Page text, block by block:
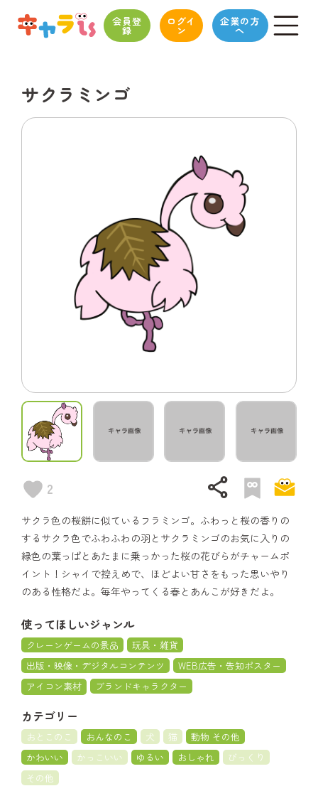
会員登
録
ログイ
ン
企業の方
へ
サクラミンゴ
2 share
サクラ色の桜餅に似ているフラミンゴ。ふわっと桜の香りの
するサクラ色でふわふわの羽とサクラミンゴのお気に入りの
緑色の葉っぱとあたまに乗っかった桜の花びらがチャームポ
イント！シャイで控えめで、ほどよい甘さをもった思いやり
のある性格だよ。毎年やってくる春とあんこが好きだよ。
使ってほしいジャンル
クレーンゲームの景品
玩具・雑貨
出版・映像・デジタルコンテンツ
WEB広告・告知ポスター
アイコン素材
ブランドキャラクター
カテゴリー
おとこのこ おんなのこ 犬 猫
動物 その他
かわいい
かっこいい ゆるい おしゃれ
びっくり
その他